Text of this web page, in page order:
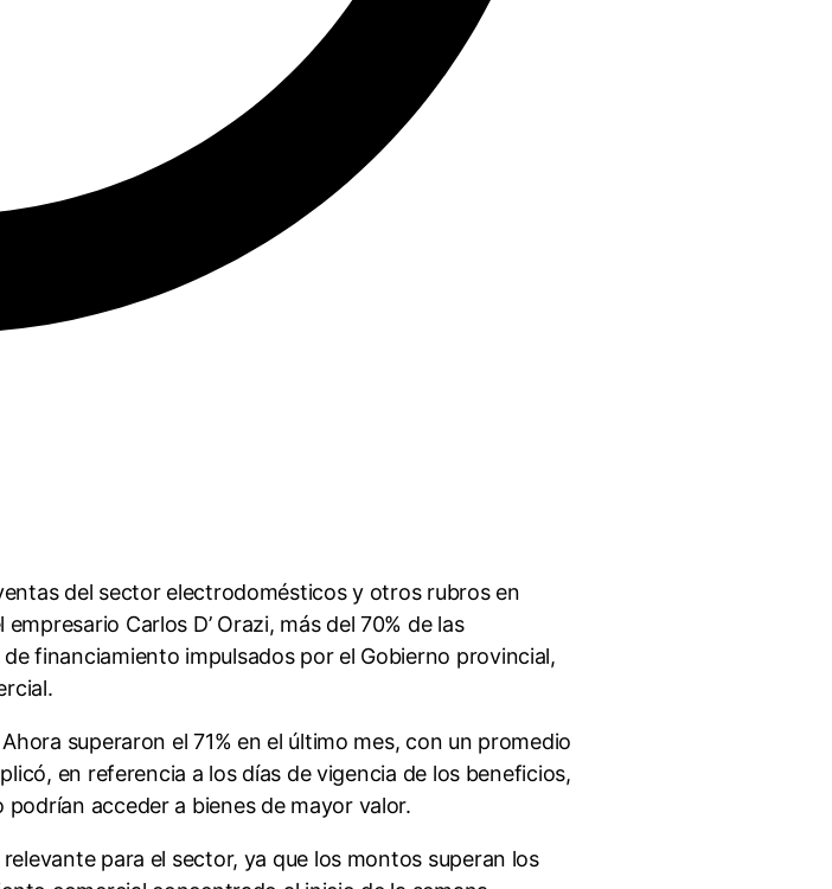
del sector electrodomésticos y otros rubros en
Carlos D’ Orazi, más del 70% de las
financiamiento impulsados por el Gobierno provincial,
superaron el 71% en el último mes, con un promedio
en referencia a los días de vigencia de los beneficios,
acceder a bienes de mayor valor.
para el sector, ya que los montos superan los